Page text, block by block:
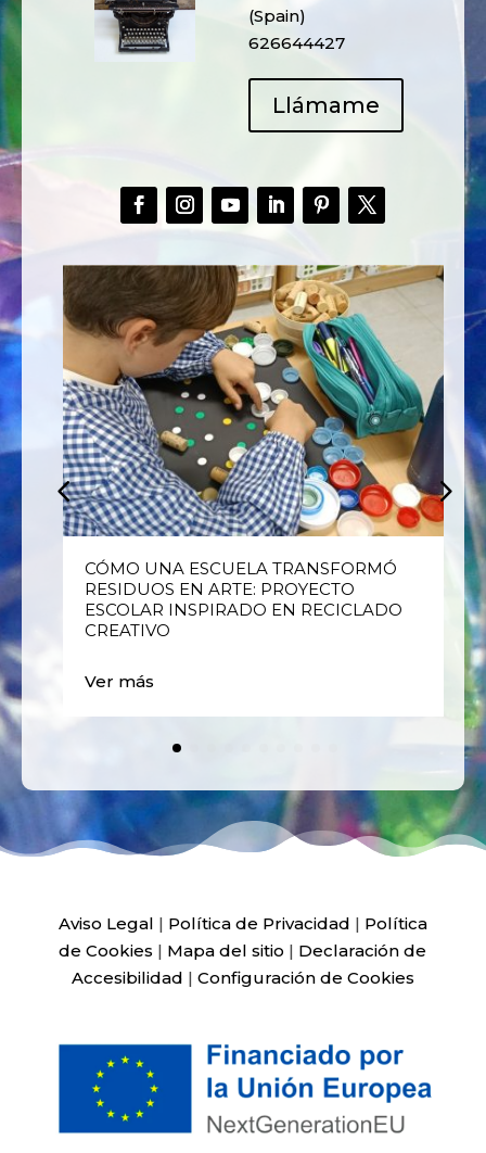
(Spain)
626644427
Llámame
CÓMO UNA ESCUELA TRANSFORMÓ
RESIDUOS EN ARTE: PROYECTO
ESCOLAR INSPIRADO EN RECICLADO
CREATIVO
Ver más
Aviso Legal | Política de Privacidad | Política
de Cookies | Mapa del sitio | Declaración de
Accesibilidad | Configuración de Cookies